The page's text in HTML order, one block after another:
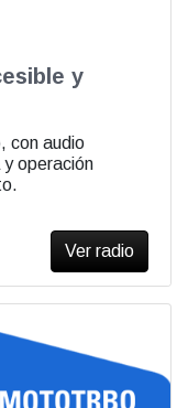
y
con audio
operación
Ver radio